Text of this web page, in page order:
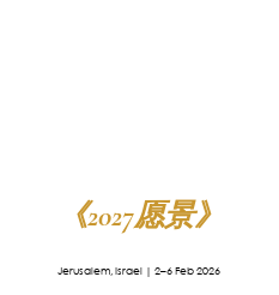
​《2027愿景》
Jerusalem, Israel | 2–6 Feb 2026